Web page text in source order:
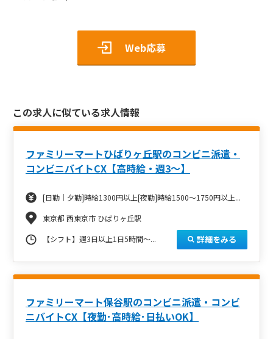
Web応募
この求人に似ている求人情報
ファミリーマートひばりヶ丘駅のコンビニ派遣・
コンビニバイトCX【高時給・週3～】
[日勤｜夕勤]時給1300円以上[夜勤]時給1500～1750円以上...
東京都 西東京市 ひばりヶ丘駅
【シフト】週3日以上1日5時間～... 詳細をみる
ファミリーマート保谷駅のコンビニ派遣・コンビ
ニバイトCX【夜勤･高時給･日払いOK】